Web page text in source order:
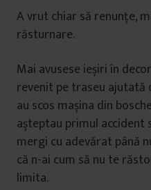
A vrut chiar să renunțe,
răsturnare.
Mai avusese ieșiri în
revenit pe traseu
au scos mașina din
așteptau primul accident
mergi cu adevărat până
că n-ai cum să nu te
limita.